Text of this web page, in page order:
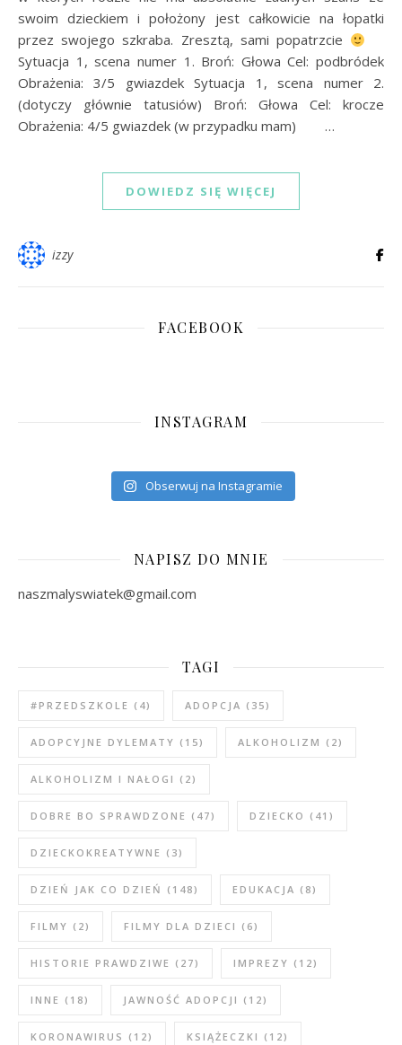
swoim dzieckiem i położony jest całkowicie na łopatki
przez swojego szkraba. Zresztą, sami popatrzcie
Sytuacja 1, scena numer 1. Broń: Głowa Cel: podbródek
Obrażenia: 3/5 gwiazdek Sytuacja 1, scena numer 2.
(dotyczy głównie tatusiów) Broń: Głowa Cel: krocze
Obrażenia: 4/5 gwiazdek (w przypadku mam) …
DOWIEDZ SIĘ WIĘCEJ
izzy
FACEBOOK
INSTAGRAM
Obserwuj na Instagramie
NAPISZ DO MNIE
naszmalyswiatek@gmail.com
TAGI
#PRZEDSZKOLE (4) ADOPCJA (35)
ADOPCYJNE DYLEMATY (15) ALKOHOLIZM (2)
ALKOHOLIZM I NAŁOGI (2)
DOBRE BO SPRAWDZONE (47) DZIECKO (41)
DZIECKOKREATYWNE (3)
DZIEŃ JAK CO DZIEŃ (148) EDUKACJA (8)
FILMY (2) FILMY DLA DZIECI (6)
HISTORIE PRAWDZIWE (27) IMPREZY (12)
INNE (18) JAWNOŚĆ ADOPCJI (12)
KORONAWIRUS (12) KSIĄŻECZKI (12)